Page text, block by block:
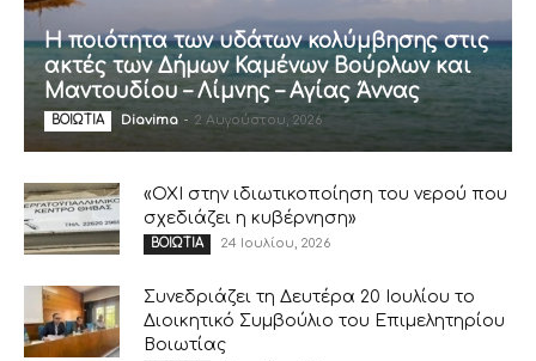
Η ποιότητα των υδάτων κολύμβησης στις
ακτές των Δήμων Καμένων Βούρλων και
Μαντουδίου – Λίμνης – Αγίας Άννας
ΒΟΙΩΤΙΑ Diavima - 2 Αυγούστου, 2026
«ΟΧΙ στην ιδιωτικοποίηση του νερού που
σχεδιάζει η κυβέρνηση»
ΒΟΙΩΤΙΑ 24 Ιουλίου, 2026
Συνεδριάζει τη Δευτέρα 20 Ιουλίου το
Διοικητικό Συμβούλιο του Επιμελητηρίου
Βοιωτίας